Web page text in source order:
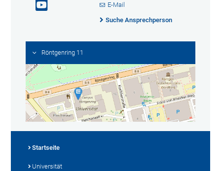
E-Mail
Suche Ansprechperson
Röntgenring 11
Startseite
Universität